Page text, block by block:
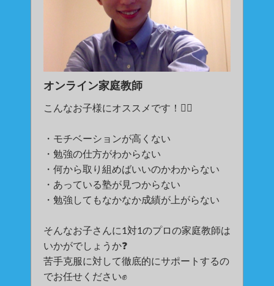
オンライン家庭教師
こんなお子様にオススメです！🙋‍♂️
・モチベーションが高くない
・勉強の仕方がわからない
・何から取り組めばいいのかわからない
・あっている塾が見つからない
・勉強してもなかなか成績が上がらない
そんなお子さんに1対1のプロの家庭教師は
いかがでしょうか❓
苦手克服に対して徹底的にサポートするの
でお任せください✊